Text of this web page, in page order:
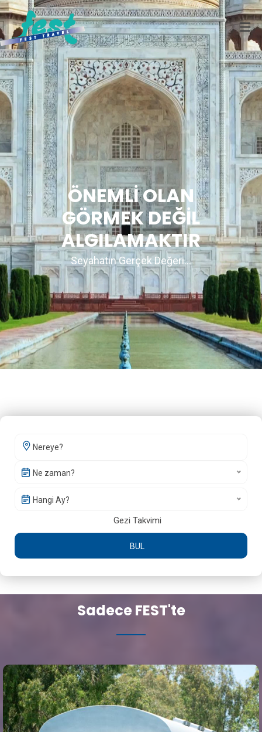
ÖNEMLİ OLAN
GÖRMEK DEĞİL
ALGILAMAKTIR
Seyahatin Gerçek Değeri...
Ne zaman?
Hangi Ay?
Gezi Takvimi
BUL
Sadece FEST'te